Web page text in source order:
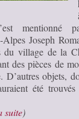
mentionné
Joseph
du village de la
des pièces de
D’autres objets,
été
suite)